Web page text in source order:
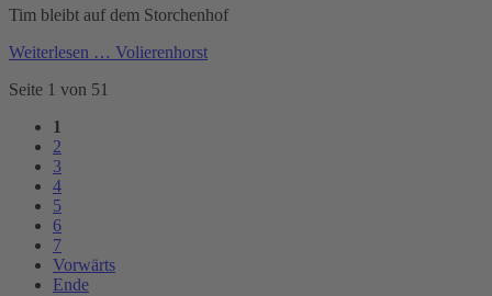
Tim bleibt auf dem Storchenhof
Weiterlesen … Volierenhorst
Seite 1 von 51
1
2
3
4
5
6
7
Vorwärts
Ende